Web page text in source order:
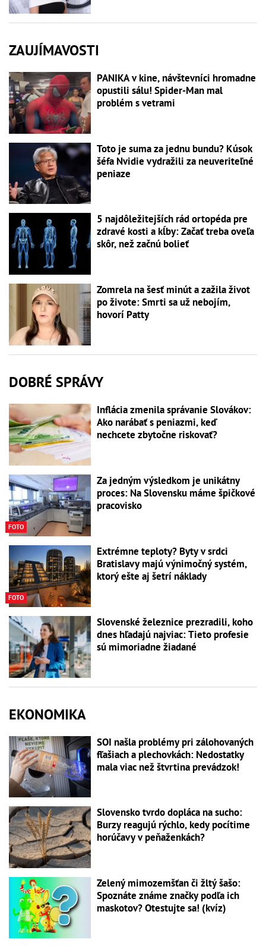
ZAUJÍMAVOSTI
PANIKA v kine, návštevníci hromadne
opustili sálu! Spider-Man mal
problém s vetrami
Toto je suma za jednu bundu? Kúsok
šéfa Nvidie vydražili za neuveriteľné
peniaze
5 najdôležitejších rád ortopéda pre
zdravé kosti a kĺby: Začať treba oveľa
skôr, než začnú bolieť
Zomrela na šesť minút a zažila život
po živote: Smrti sa už nebojím,
hovorí Patty
DOBRÉ SPRÁVY
Inflácia zmenila správanie Slovákov:
Ako narábať s peniazmi, keď
nechcete zbytočne riskovať?
FOTO
Za jedným výsledkom je unikátny
proces: Na Slovensku máme špičkové
pracovisko
FOTO
Extrémne teploty? Byty v srdci
Bratislavy majú výnimočný systém,
ktorý ešte aj šetrí náklady
Slovenské železnice prezradili, koho
dnes hľadajú najviac: Tieto profesie
sú mimoriadne žiadané
EKONOMIKA
SOI našla problémy pri zálohovaných
fľašiach a plechovkách: Nedostatky
mala viac než štvrtina prevádzok!
Slovensko tvrdo dopláca na sucho:
Burzy reagujú rýchlo, kedy pocítime
horúčavy v peňaženkách?
Zelený mimozemšťan či žltý šašo:
Spoznáte známe značky podľa ich
maskotov? Otestujte sa! (kvíz)